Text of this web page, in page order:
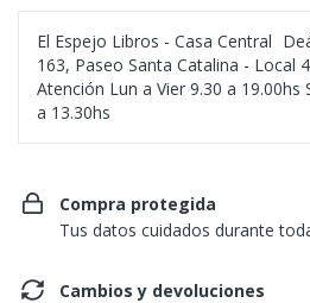
El Espejo Libros - Casa Central
163, Paseo Santa Catalina - Local
Atención Lun a Vier 9.30 a 19.00hs
a 13.30hs
Compra protegida
Tus datos cuidados durante
Cambios y devoluciones